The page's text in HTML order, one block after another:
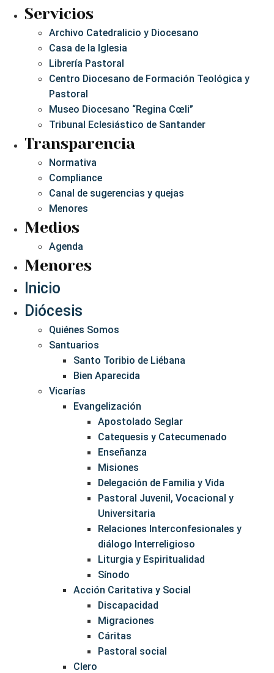
Servicios
Archivo Catedralicio y Diocesano
Casa de la Iglesia
Librería Pastoral
Centro Diocesano de Formación Teológica y
Pastoral
Museo Diocesano “Regina Cœli”
Tribunal Eclesiástico de Santander
Transparencia
Normativa
Compliance
Canal de sugerencias y quejas
Menores
Medios
Agenda
Menores
Inicio
Diócesis
Quiénes Somos
Santuarios
Santo Toribio de Liébana
Bien Aparecida
Vicarías
Evangelización
Apostolado Seglar
Catequesis y Catecumenado
Enseñanza
Misiones
Delegación de Familia y Vida
Pastoral Juvenil, Vocacional y
Universitaria
Relaciones Interconfesionales y
diálogo Interreligioso
Liturgia y Espiritualidad
Sínodo
Acción Caritativa y Social
Discapacidad
Migraciones
Cáritas
Pastoral social
Clero